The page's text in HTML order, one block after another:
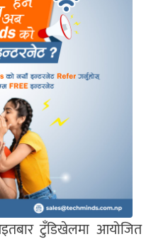
टुँडिखेलमा आयोजित